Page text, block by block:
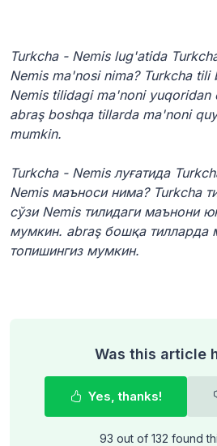
Turkcha - Nemis lug'atida
Nemis ma'nosi nima? Turkcha
Nemis tilidagi ma'noni yuqoridan
abraş boshqa tillarda ma'noni
mumkin.
Turkcha - Nemis луғатида
Nemis маъноси нима? Turkcha
сўзи Nemis тилидаги маънони
мумкин. abraş бошқа тилларда
топишингиз мумкин.
Was this article
Yes, thanks!
93 out of 132 found